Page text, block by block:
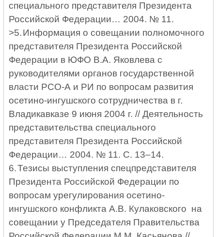
специального представителя Президента
Российской Федерации… 2004. № 11.
>5.Информация о совещании полномочного
представителя Президента Российской
Федерации в ЮФО В.А. Яковлева с
руководителями органов государственной
власти РСО-А и РИ по вопросам развития
осетино-ингушского сотрудничества в г.
Владикавказе 9 июня 2004 г. // Деятельность
представительства специального
представителя Президента Российской
Федерации… 2004. № 11. С. 13–14.
6.Тезисы выступления спецпредставителя
Президента Российской Федерации по
вопросам урегулирования осетино-
ингушского конфликта А.В. Кулаковского на
совещании у Председателя Правительства